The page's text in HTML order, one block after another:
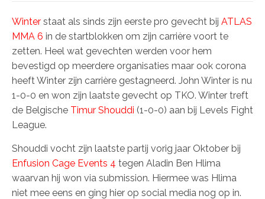
Winter staat als sinds zijn eerste pro gevecht bij ATLAS
MMA 6 in de startblokken om zijn carrière voort te
zetten. Heel wat gevechten werden voor hem
bevestigd op meerdere organisaties maar ook corona
heeft Winter zijn carrière gestagneerd. John Winter is nu
1-0-0 en won zijn laatste gevecht op TKO. Winter treft
de Belgische Timur Shouddi (1-0-0) aan bij Levels Fight
League.
Shouddi vocht zijn laatste partij vorig jaar Oktober bij
Enfusion Cage Events 4 tegen Aladin Ben Hlima
waarvan hij won via submission. Hiermee was Hlima
niet mee eens en ging hier op social media nog op in.